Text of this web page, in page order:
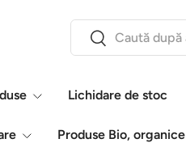
Căutare
Caută
Lichidare de stoc
Produse Bio, organice